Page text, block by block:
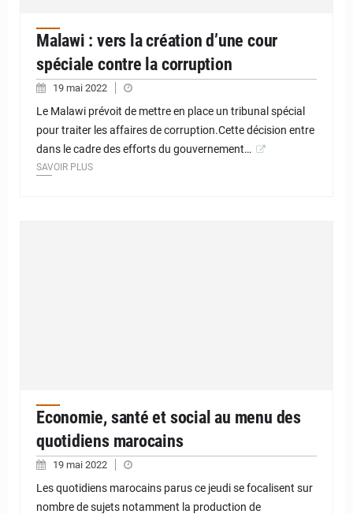
Malawi : vers la création d’une cour
spéciale contre la corruption
19 mai 2022
Le Malawi prévoit de mettre en place un tribunal spécial
pour traiter les affaires de corruption.Cette décision entre
dans le cadre des efforts du gouvernement…
SAVOIR PLUS
Economie, santé et social au menu des
quotidiens marocains
19 mai 2022
Les quotidiens marocains parus ce jeudi se focalisent sur
nombre de sujets notamment la production de